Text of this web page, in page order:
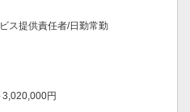
ス提供責任者/日勤常勤
3,020,000円